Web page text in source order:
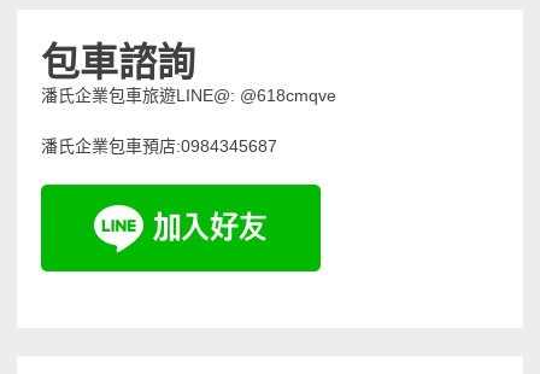
包車諮詢
潘氏企業包車旅遊LINE@: @618cmqve
潘氏企業包車預店:0984345687